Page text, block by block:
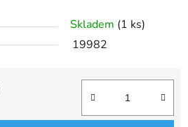
Skladem (1 ks)
19982